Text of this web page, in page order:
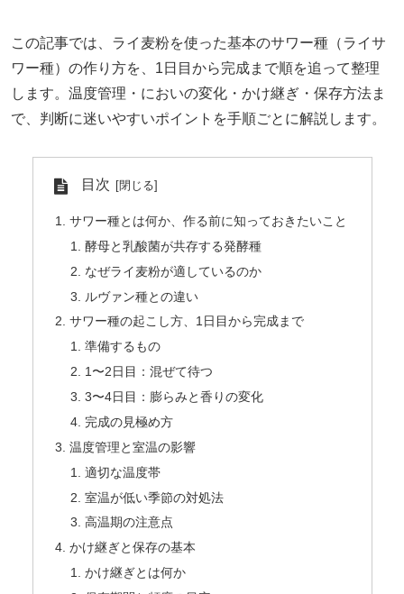
この記事では、ライ麦粉を使った基本のサワー種（ライサ
ワー種）の作り方を、1日目から完成まで順を追って整理
します。温度管理・においの変化・かけ継ぎ・保存方法ま
で、判断に迷いやすいポイントを手順ごとに解説します。
目次
サワー種とは何か、作る前に知っておきたいこと
酵母と乳酸菌が共存する発酵種
なぜライ麦粉が適しているのか
ルヴァン種との違い
サワー種の起こし方、1日目から完成まで
準備するもの
1〜2日目：混ぜて待つ
3〜4日目：膨らみと香りの変化
完成の見極め方
温度管理と室温の影響
適切な温度帯
室温が低い季節の対処法
高温期の注意点
かけ継ぎと保存の基本
かけ継ぎとは何か